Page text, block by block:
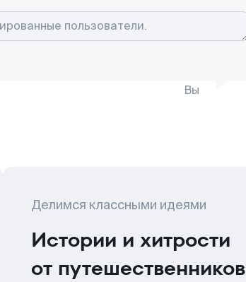
Вы
Делимся классными идеями
Истории и хитрости
от путешественников